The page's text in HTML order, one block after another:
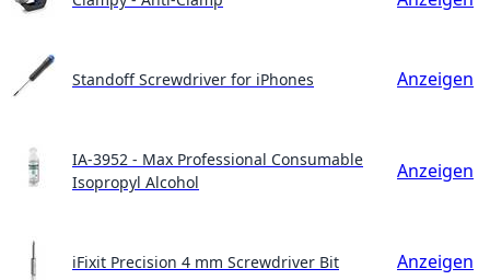
Standoff Screwdriver for iPhones Anzeigen
IA-3952 - Max Professional Consumable
Isopropyl Alcohol
Anzeigen
iFixit Precision 4 mm Screwdriver Bit Anzeigen